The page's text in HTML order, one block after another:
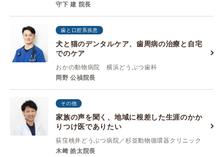
守下 建 院長
歯と口腔系疾患
犬と猫のデンタルケア、歯周病の治療と自宅
でのケア
おかの動物病院 横浜どうぶつ歯科
岡野 公禎院長
その他
家族の声を聞く、地域に根差した生涯のかか
りつけ医でありたい
荻窪桃井どうぶつ病院／杉並動物循環器クリニック
木﨑 皓太院長